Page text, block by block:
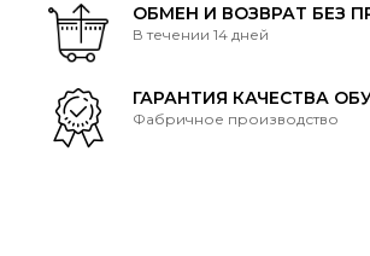
ОБМЕН И ВОЗВРАТ БЕЗ
В течении 14 дней
ГАРАНТИЯ КАЧЕСТВА
Фабричное производство